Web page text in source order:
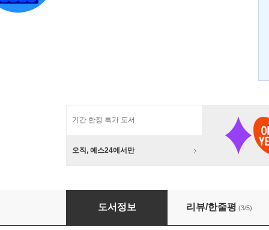
기간 한정 특가 도서
오직, 예스24에서만
예술가의 작업노트
도서정보 리뷰/한줄평 (3/5)